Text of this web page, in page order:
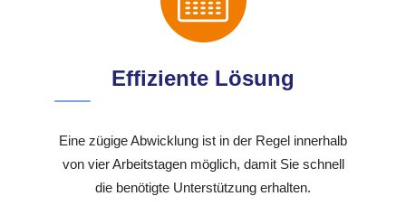
Effiziente Lösung
Eine zügige Abwicklung ist in der Regel innerhalb
von vier Arbeitstagen möglich, damit Sie schnell
die benötigte Unterstützung erhalten.